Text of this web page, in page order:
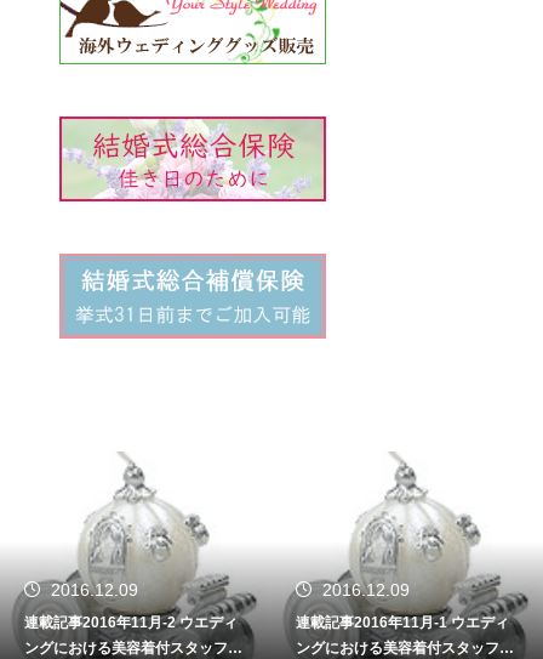
2016.12.09
連載記事2016年11月-2 ウエディ
ングにおける美容着付スタッフの
2016.12.09
連載記事2016年11月-1 ウエディ
ングにおける美容着付スタッフの